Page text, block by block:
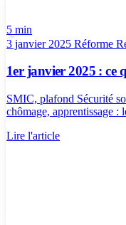
5 min
3 janvier 2025 Réforme
1er janvier 2025 : ce
SMIC, plafond Sécurité
chômage, apprentissage :
Lire l'article